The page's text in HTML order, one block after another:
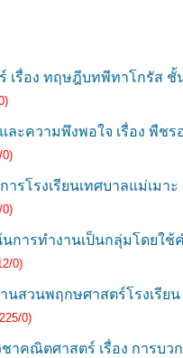
รื่อง ทฤษฎีบทพีทาโกรัส ชั้
ะความพึงพอใจ เรื่อง พืชร
0)
รโรงเรียนเทศบาลแม่เมา
0)
การทำงานเป็นกลุ่มโดยใช้
0)
นสวนพฤกษศาสตร์โรงเรีย
0)
าคณิตศาสตร์ เรื่อง การบ